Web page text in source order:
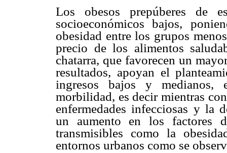
Los obesos prepúberes de
socioeconómicos bajos,
obesidad entre los grupos
precio de los alimentos
chatarra, que favorecen un
resultados, apoyan el
ingresos bajos y medianos,
morbilidad, es decir mientras
enfermedades infecciosas y la
un aumento en los factores
transmisibles como la
entornos urbanos como se